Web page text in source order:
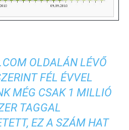
OLDALÁN LÉVŐ
FÉL ÉVVEL
MÉG CSAK 1 MILLIÓ
TAGGAL
EZ A SZÁM HAT